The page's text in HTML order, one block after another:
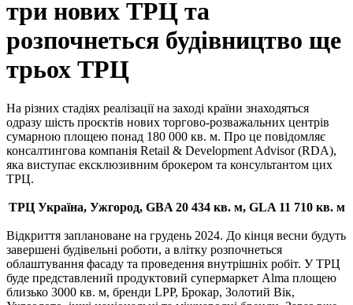
три нових ТРЦ та
розпочнеться будівництво ще
трьох ТРЦ
На різних стадіях реалізації на заході країни знаходяться
одразу шість проєктів нових торгово-розважальних центрів
сумарною площею понад 180 000 кв. м. Про це повідомляє
консалтингова компанія Retail & Development Advisor (RDA),
яка виступає ексклюзивним брокером та консультантом цих
ТРЦ.
ТРЦ Україна, Ужгород, GBA 20 434 кв. м, GLA 11 710 кв. м
Відкриття заплановане на грудень 2024. До кінця весни будуть
завершені будівельні роботи, а влітку розпочнеться
облаштування фасаду та проведення внутрішніх робіт. У ТРЦ
буде представлений продуктовий супермаркет Alma площею
близько 3000 кв. м, бренди LPP, Брокар, Золотий Вік,